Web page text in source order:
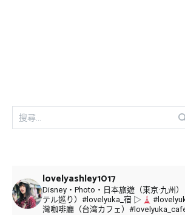
搜
尋
lovelyashley1017
Disney・Photo・日本旅遊（東京·九州）
テル巡り）#lovelyuka_宿 ▷
灣咖啡廳（台湾カフェ）